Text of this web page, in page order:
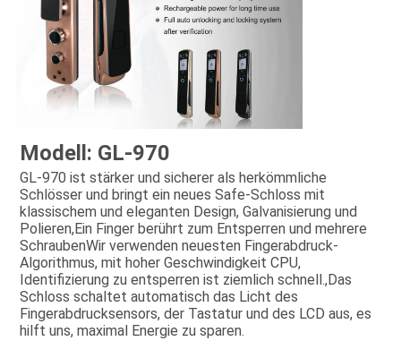
Modell: GL-970
GL-970 ist stärker und sicherer als herkömmliche
Schlösser und bringt ein neues Safe-Schloss mit
klassischem und eleganten Design, Galvanisierung und
Polieren,Ein Finger berührt zum Entsperren und mehrere
SchraubenWir verwenden neuesten Fingerabdruck-
Algorithmus, mit hoher Geschwindigkeit CPU,
Identifizierung zu entsperren ist ziemlich schnell.,Das
Schloss schaltet automatisch das Licht des
Fingerabdrucksensors, der Tastatur und des LCD aus, es
hilft uns, maximal Energie zu sparen.